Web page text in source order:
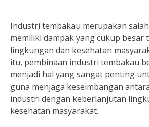
Industri tembakau merupakan
memiliki dampak yang cukup besar
lingkungan dan kesehatan
itu, pembinaan industri tembakau
menjadi hal yang sangat penting
guna menjaga keseimbangan
industri dengan keberlanjutan
kesehatan masyarakat.